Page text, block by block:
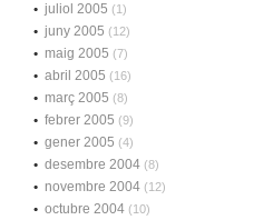
juliol 2005 (1)
juny 2005 (12)
maig 2005 (7)
abril 2005 (16)
març 2005 (8)
febrer 2005 (9)
gener 2005 (4)
desembre 2004 (8)
novembre 2004 (12)
octubre 2004 (10)